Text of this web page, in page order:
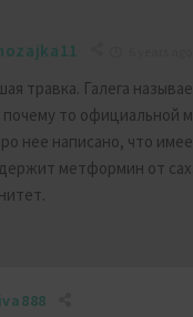
травка. Галега
то официальной
нее написано, что
метформин от